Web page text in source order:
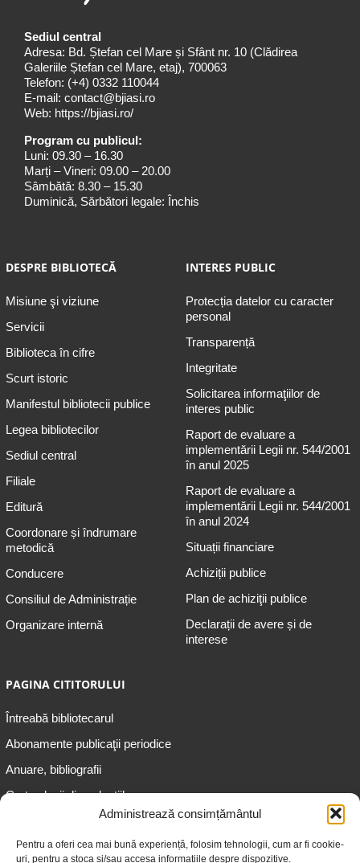
Administrează consimțământul
Pentru a oferi cea mai bună experiență, folosim tehnologii, cum ar fi cookie-
uri, pentru a stoca și/sau accesa informațiile despre dispozitive.
Sediul central
Adresa: Bd. Ștefan cel Mare și Sfânt nr. 10 (Clădirea
Galeriile Ștefan cel Mare, etaj), 700063
Telefon: (+4) 0332 110044
E-mail: contact@bjiasi.ro
Web: https://bjiasi.ro/
Program cu publicul:
Luni: 09.30 – 16.30
Marți – Vineri: 09.00 – 20.00
Sâmbătă: 8.30 – 15.30
Duminică, Sărbători legale: Închis
DESPRE BIBLIOTECĂ
Misiune şi viziune
Servicii
Biblioteca în cifre
Scurt istoric
Manifestul bibliotecii publice
Legea bibliotecilor
Sediul central
Filiale
Editură
Coordonare și îndrumare
metodică
Conducere
Consiliul de Administrație
Organizare internă
INTERES PUBLIC
Protecția datelor cu caracter
personal
Transparență
Integritate
Solicitarea informaţiilor de
interes public
Raport de evaluare a
implementării Legii nr. 544/2001
în anul 2025
Raport de evaluare a
implementării Legii nr. 544/2001
în anul 2024
Situații financiare
Achiziții publice
Plan de achiziţii publice
Declarații de avere și de
interese
PAGINA CITITORULUI
Întreabă bibliotecarul
Abonamente publicaţii periodice
Anuare, bibliografii
Cartea lunii din colecțiile